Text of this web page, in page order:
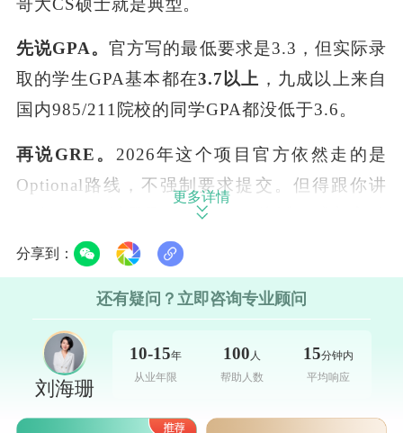
哥大CS硕士就是典型。
先说GPA。官方写的最低要求是3.3，但实际录
取的学生GPA基本都在3.7以上 ，九成以上来自
国内985/211院校的同学GPA都没低于3.6。
再说GRE。 2026年这个项目官方依然走的是
Optional路线，不强制要求提交。但得跟你讲
被录取的学生里，接近八成都主动
提交了GRE分数
，工程类项目的数学部分平均
分达到168（满分170）。所以建议：如果你是
CS科班出身、GPA 3.7+，那不怕不交；但你
要是跨专业或者GPA刚好擦线，一份GRE
325+的成绩（Quant冲168以上）就是你的救
命稻草。
更多详情
分享到：
还有疑问？立即咨询专业顾问
刘海珊
10-15年
从业年限
100 人
帮助人数
15分钟内
平均响应